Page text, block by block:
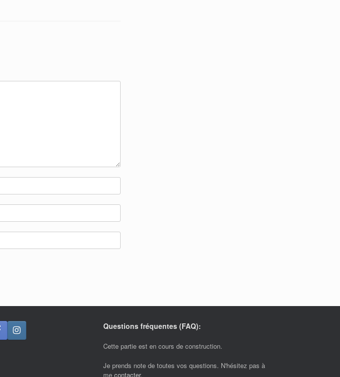
Questions fréquentes (FAQ):
Cette partie est en cours de construction.
Je prends note de toutes vos questions. N'hésitez pas à
me contacter.